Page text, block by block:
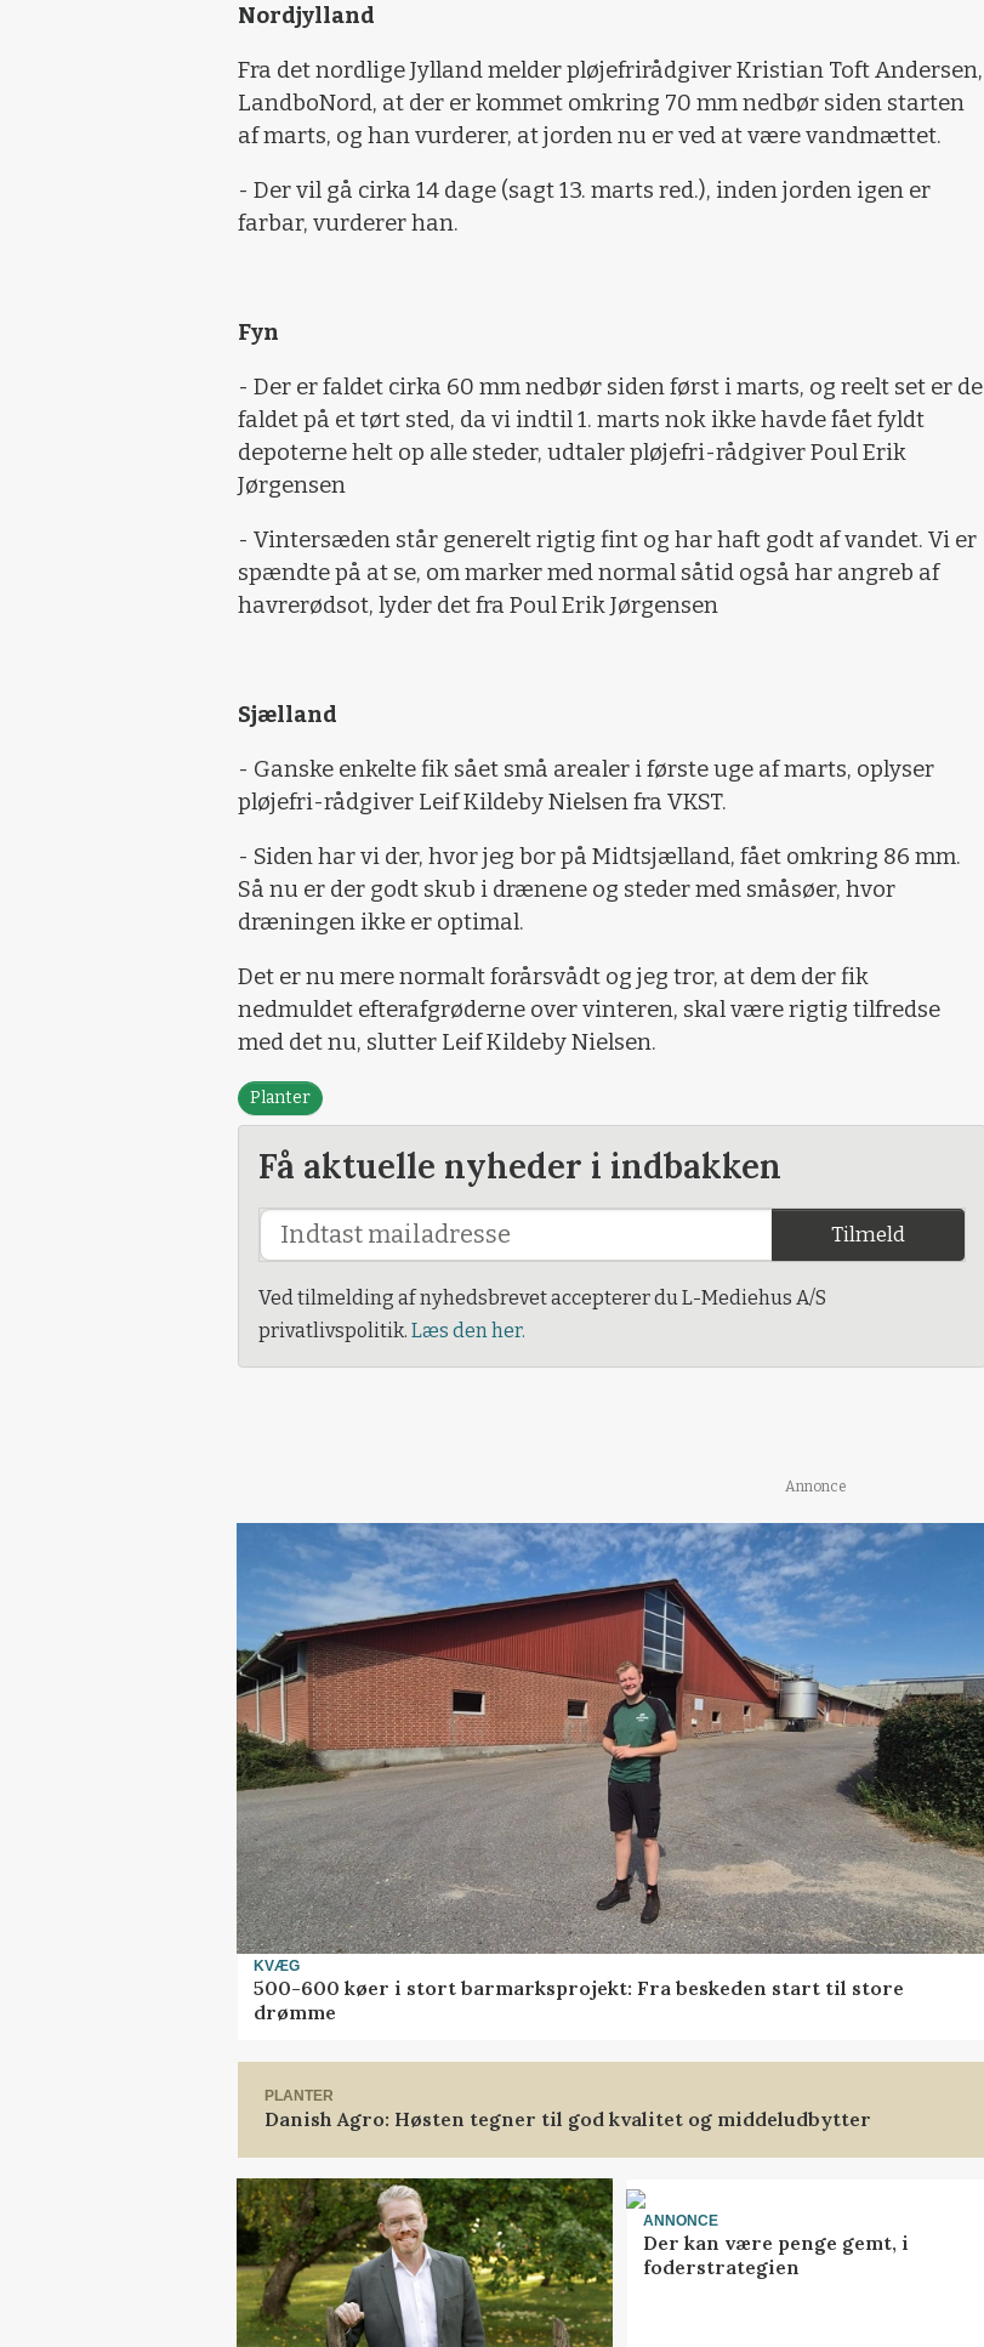
Nordjylland
Fra det nordlige Jylland melder pløjefrirådgiver Kristian Toft Andersen,
LandboNord, at der er kommet omkring 70 mm nedbør siden starten
af marts, og han vurderer, at jorden nu er ved at være vandmættet.
- Der vil gå cirka 14 dage (sagt 13. marts red.), inden jorden igen er
farbar, vurderer han.
Fyn
- Der er faldet cirka 60 mm nedbør siden først i marts, og reelt set er de
faldet på et tørt sted, da vi indtil 1. marts nok ikke havde fået fyldt
depoterne helt op alle steder, udtaler pløjefri-rådgiver Poul Erik
Jørgensen
- Vintersæden står generelt rigtig fint og har haft godt af vandet. Vi er
spændte på at se, om marker med normal såtid også har angreb af
havrerødsot, lyder det fra Poul Erik Jørgensen
Sjælland
- Ganske enkelte fik sået små arealer i første uge af marts, oplyser
pløjefri-rådgiver Leif Kildeby Nielsen fra VKST.
- Siden har vi der, hvor jeg bor på Midtsjælland, fået omkring 86 mm.
Så nu er der godt skub i drænene og steder med småsøer, hvor
dræningen ikke er optimal.
Det er nu mere normalt forårsvådt og jeg tror, at dem der fik
nedmuldet efterafgrøderne over vinteren, skal være rigtig tilfredse
med det nu, slutter Leif Kildeby Nielsen.
Planter
Få aktuelle nyheder i indbakken
Tilmeld
Ved tilmelding af nyhedsbrevet accepterer du L-Mediehus A/S
privatlivspolitik. Læs den her.
Annonce
KVÆG
500-600 køer i stort barmarksprojekt: Fra beskeden start til store
drømme
PLANTER
Danish Agro: Høsten tegner til god kvalitet og middeludbytter
ANNONCE
Der kan være penge gemt, i
foderstrategien